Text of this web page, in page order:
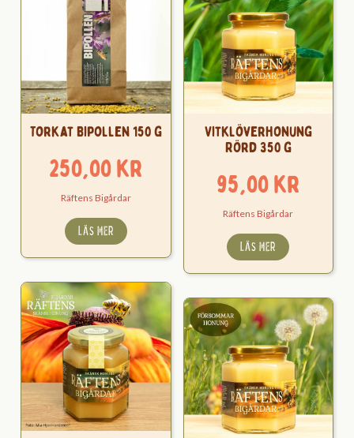
Torkat Bipollen 150 g
250,00kr
Räftens Bigårdar
LÄS MER
Vitklöverhonung
Rörd 350 g
95,00kr
Räftens Bigårdar
LÄS MER